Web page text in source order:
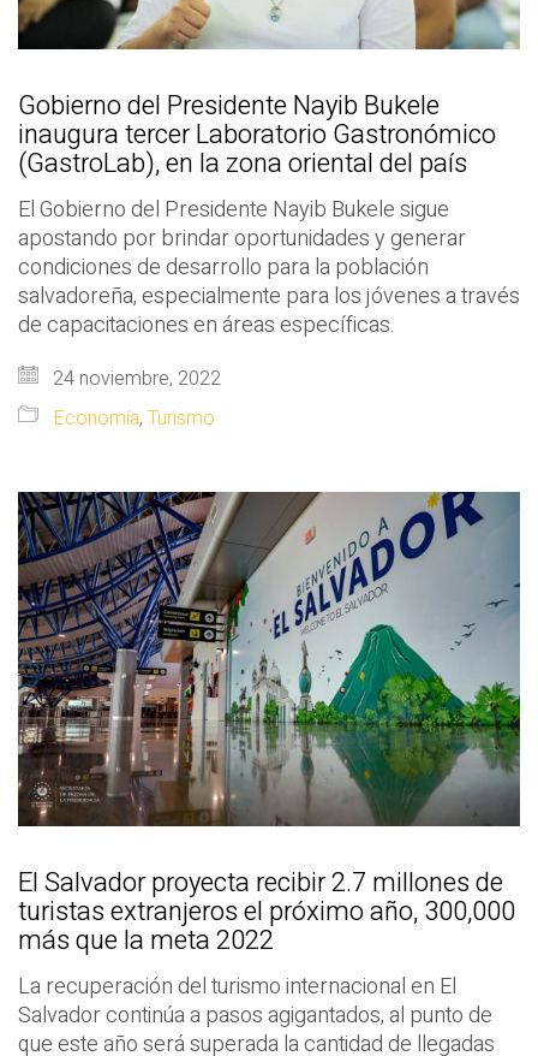
Gobierno del Presidente Nayib Bukele
inaugura tercer Laboratorio Gastronómico
(GastroLab), en la zona oriental del país
El Gobierno del Presidente Nayib Bukele sigue
apostando por brindar oportunidades y generar
condiciones de desarrollo para la población
salvadoreña, especialmente para los jóvenes a través
de capacitaciones en áreas específicas.
24 noviembre, 2022
Economía, Turismo
El Salvador proyecta recibir 2.7 millones de
turistas extranjeros el próximo año, 300,000
más que la meta 2022
La recuperación del turismo internacional en El
Salvador continúa a pasos agigantados, al punto de
que este año será superada la cantidad de llegadas